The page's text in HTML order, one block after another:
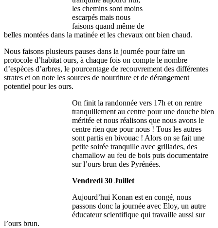
les chemins sont moins
escarpés mais nous
faisons quand même de
belles montées dans la matinée et les chevaux ont bien chaud.
Nous faisons plusieurs pauses dans la journée pour faire un
protocole d’habitat ours, à chaque fois on compte le nombre
d’espèces d’arbres, le pourcentage de recouvrement des différentes
strates et on note les sources de nourriture et de dérangement
potentiel pour les ours.
On finit la randonnée vers 17h et on rentre
tranquillement au centre pour une douche bien
méritée et nous réalisons que nous avons le
centre rien que pour nous ! Tous les autres
sont partis en bivouac ! Alors on se fait une
petite soirée tranquille avec grillades, des
chamallow au feu de bois puis documentaire
sur l’ours brun des Pyrénées.
Vendredi 30 Juillet
Aujourd’hui Konan est en congé, nous
passons donc la journée avec Eloy, un autre
éducateur scientifique qui travaille aussi sur
l’ours brun.